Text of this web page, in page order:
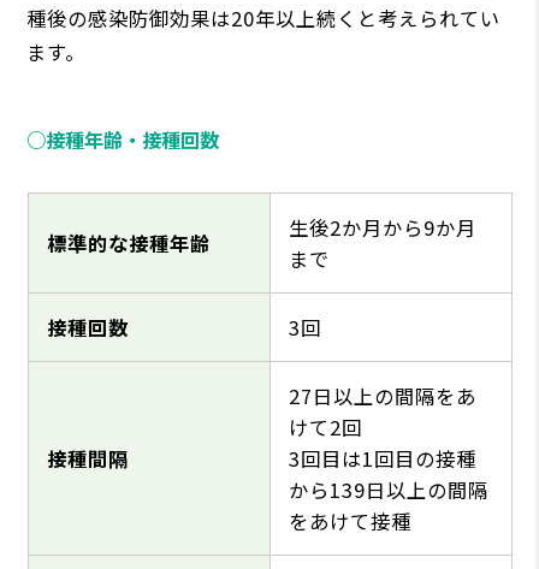
種後の感染防御効果は20年以上続くと考えられてい
ます。
○接種年齢・接種回数
標準的な接種年齢
生後2か月から9か月
まで
接種回数 3回
接種間隔
27日以上の間隔をあ
けて2回
3回目は1回目の接種
から139日以上の間隔
をあけて接種